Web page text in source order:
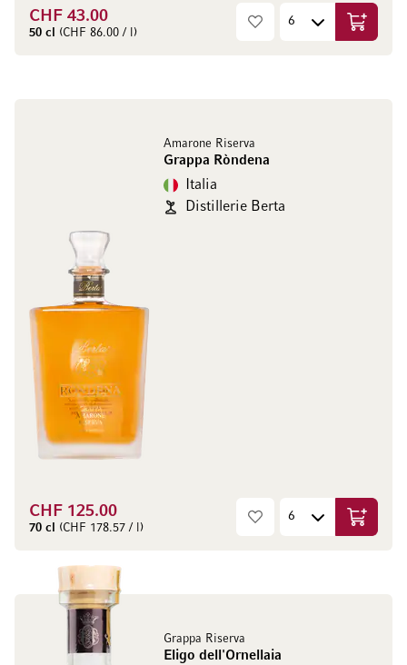
CHF 43.00
50 cl (CHF 86.00 / l)
Amarone Riserva
Grappa Ròndena
Italia
Distillerie Berta
CHF 125.00
70 cl (CHF 178.57 / l)
Grappa Riserva
Eligo dell'Ornellaia